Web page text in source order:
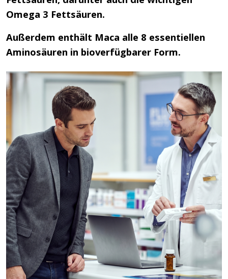
Omega 3 Fettsäuren.
Außerdem enthält Maca alle 8 essentiellen
Aminosäuren in bioverfügbarer Form.